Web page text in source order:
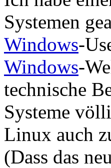
Systemen
Windows-
Windows-
technische
Systeme
Linux auch
(Dass das